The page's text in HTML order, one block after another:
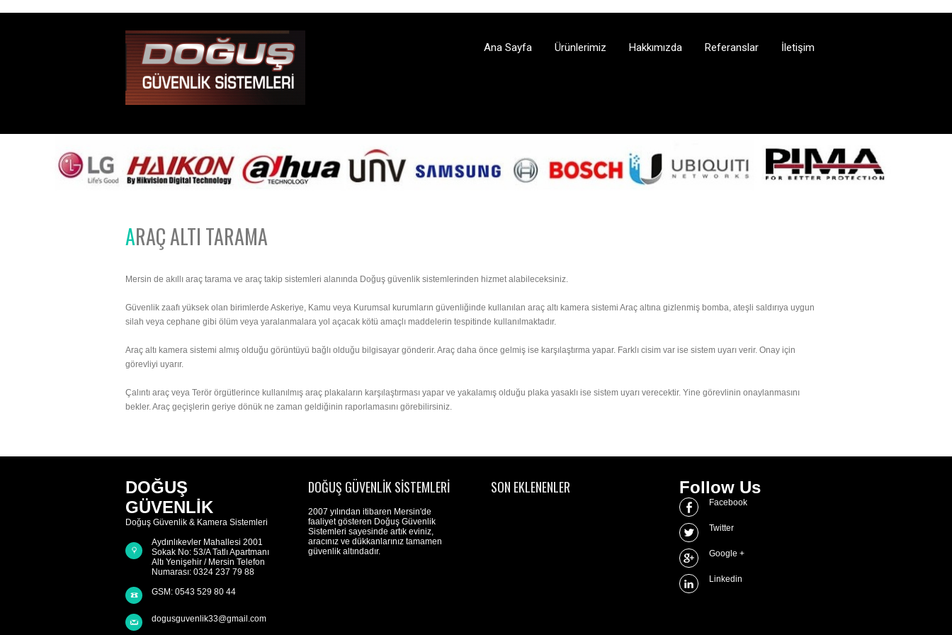
Ana Sayfa Ürünlerimiz Hakkımızda Referanslar İletişim
ARAÇ ALTI TARAMA
Mersin de akıllı araç tarama ve araç takip sistemleri alanında Doğuş güvenlik sistemlerinden hizmet alabileceksiniz.
Güvenlik zaafı yüksek olan birimlerde Askeriye, Kamu veya Kurumsal kurumların güvenliğinde kullanılan araç altı kamera sistemi Araç altına gizlenmiş bomba, ateşli saldırıya uygun
silah veya cephane gibi ölüm veya yaralanmalara yol açacak kötü amaçlı maddelerin tespitinde kullanılmaktadır.
Araç altı kamera sistemi almış olduğu görüntüyü bağlı olduğu bilgisayar gönderir. Araç daha önce gelmiş ise karşılaştırma yapar. Farklı cisim var ise sistem uyarı verir. Onay için
görevliyi uyarır.
Çalıntı araç veya Terör örgütlerince kullanılmış araç plakaların karşılaştırması yapar ve yakalamış olduğu plaka yasaklı ise sistem uyarı verecektir. Yine görevlinin onaylanmasını
bekler. Araç geçişlerin geriye dönük ne zaman geldiğinin raporlamasını görebilirsiniz.
DOĞUŞ
GÜVENLİK
Doğuş Güvenlik & Kamera Sistemleri
Aydınlıkevler Mahallesi 2001
Sokak No: 53/A Tatlı Apartmanı
Altı Yenişehir / Mersin Telefon
Numarası: 0324 237 79 88
GSM: 0543 529 80 44
dogusguvenlik33@gmail.com
DOĞUŞ GÜVENLIK SISTEMLERI
2007 yılından itibaren Mersin'de
faaliyet gösteren Doğuş Güvenlik
Sistemleri sayesinde artık eviniz,
aracınız ve dükkanlarınız tamamen
güvenlik altındadır.
SON EKLENENLER Follow Us
Facebook
Twitter
Google +
Linkedin